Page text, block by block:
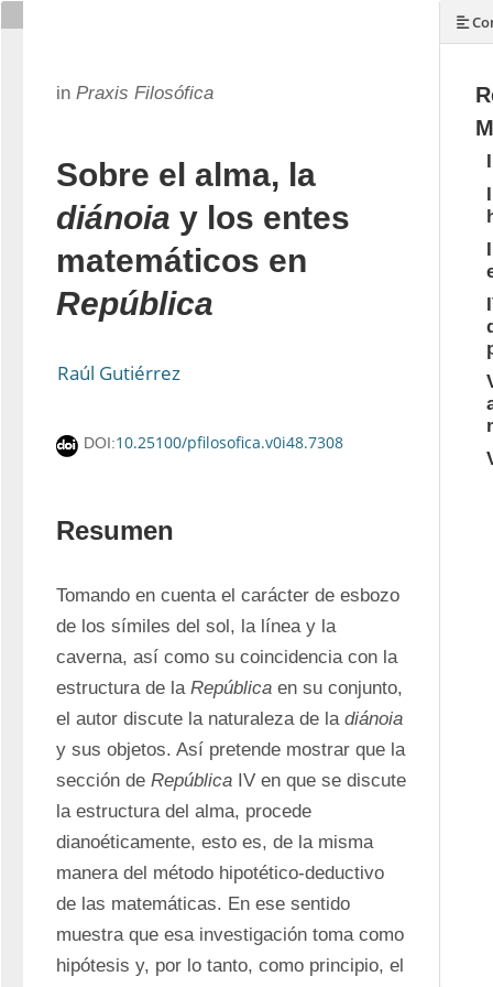
in Praxis Filosófica
Sobre el alma, la
diánoia y los entes
matemáticos en
República
Raúl Gutiérrez
DOI:10.25100/pfilosofica.v0i48.7308
Resumen
Tomando en cuenta el carácter de esbozo
de los símiles del sol, la línea y la
caverna, así como su coincidencia con la
estructura de la República en su conjunto,
el autor discute la naturaleza de la diánoia
y sus objetos. Así pretende mostrar que la
sección de República IV en que se discute
la estructura del alma, procede
dianoéticamente, esto es, de la misma
manera del método hipotético-deductivo
de las matemáticas. En ese sentido
muestra que esa investigación toma como
hipótesis y, por lo tanto, como principio, el